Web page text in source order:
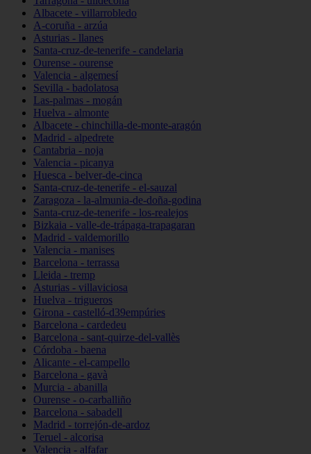
Albacete - villarrobledo
A-coruña - arzúa
Asturias - llanes
Santa-cruz-de-tenerife - candelaria
Ourense - ourense
Valencia - algemesí
Sevilla - badolatosa
Las-palmas - mogán
Huelva - almonte
Albacete - chinchilla-de-monte-aragón
Madrid - alpedrete
Cantabria - noja
Valencia - picanya
Huesca - belver-de-cinca
Santa-cruz-de-tenerife - el-sauzal
Zaragoza - la-almunia-de-doña-godina
Santa-cruz-de-tenerife - los-realejos
Bizkaia - valle-de-trápaga-trapagaran
Madrid - valdemorillo
Valencia - manises
Barcelona - terrassa
Lleida - tremp
Asturias - villaviciosa
Huelva - trigueros
Girona - castelló-d39empúries
Barcelona - cardedeu
Barcelona - sant-quirze-del-vallès
Córdoba - baena
Alicante - el-campello
Barcelona - gavà
Murcia - abanilla
Ourense - o-carballiño
Barcelona - sabadell
Madrid - torrejón-de-ardoz
Teruel - alcorisa
Valencia - alfafar